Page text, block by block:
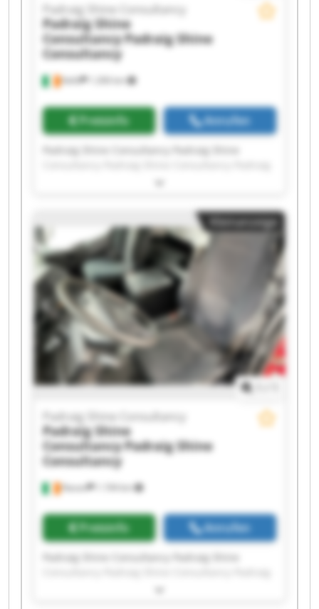
Kells 1.206 km
Padraig Shine Consultancy
Padraig Shine
ConsultancyPadraig Shine
Consultancy
Preisinfo Anrufen
Padraig Shine Consultancy Padraig Shine
Shine Consultancy Padraig Shine Consultancy
Consultancy Padraig Shine Consultancy Padraig
Shine Consultancy Padraig Shine Consultancy
Padraig Shine Consultancy Padraig Shine
Consultancy Padraig Shine Consultancy Padraig
Shine Consultancy Padraig Shine Consultancy
Padraig Shine Consultancy Padraig Shine
Consultancy Padraig Shine Consultancy Padraig
Shine Consultancy Padraig Shine Consultancy
Kleinanzeige
Navan 1.194 km
Padraig Shine Consultancy
Padraig Shine
ConsultancyPadraig Shine
Consultancy
Preisinfo Anrufen
Padraig Shine Consultancy Padraig Shine
Shine Consultancy Padraig Shine Consultancy